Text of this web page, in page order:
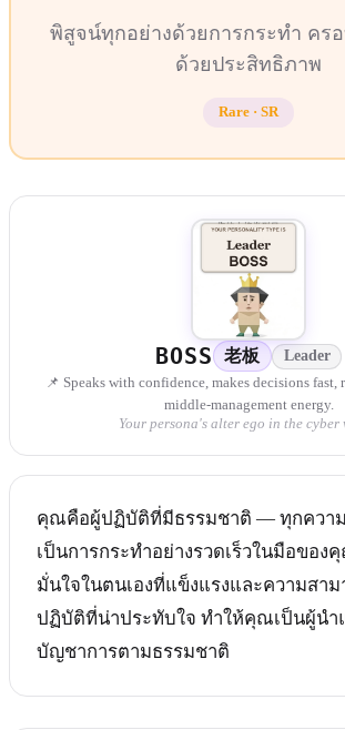
พิสูจน์ทุกอย่างด้วยการกระทำ คร
ด้วยประสิทธิภาพ
Rare · SR
BOSS 老板 Leader
📌 Speaks with confidence, makes decisions fast,
middle-management energy.
Your persona's alter ego in the cyber
คุณคือผู้ปฏิบัติที่มีธรรมชาติ — ทุกควา
เป็นการกระทำอย่างรวดเร็วในมือขอ
มั่นใจในตนเองที่แข็งแรงและความสาม
ปฏิบัติที่น่าประทับใจ ทำให้คุณเป็นผู้นำ
บัญชาการตามธรรมชาติ